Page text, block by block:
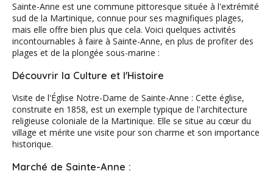
Sainte-Anne est une commune pittoresque située à l'extrémité
sud de la Martinique, connue pour ses magnifiques plages,
mais elle offre bien plus que cela. Voici quelques activités
incontournables à faire à Sainte-Anne, en plus de profiter des
plages et de la plongée sous-marine :
Découvrir la Culture et l'Histoire
Visite de l'Église Notre-Dame de Sainte-Anne : Cette église,
construite en 1858, est un exemple typique de l'architecture
religieuse coloniale de la Martinique. Elle se situe au cœur du
village et mérite une visite pour son charme et son importance
historique.
Marché de Sainte-Anne :